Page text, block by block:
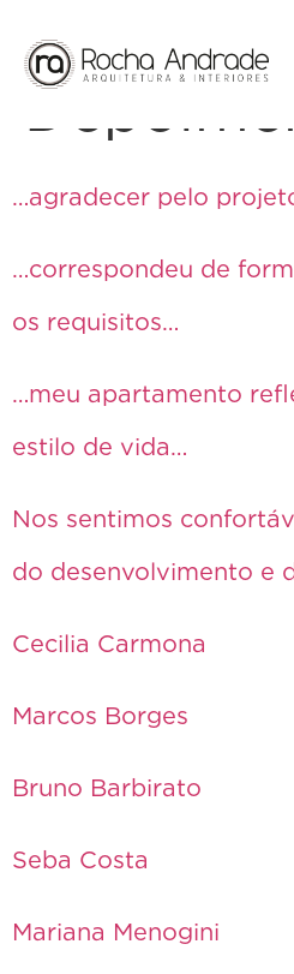
Arquivos:
…agradecer pelo
…correspondeu de
os requisitos…
…meu apartamento
estilo de vida…
Nos sentimos
do desenvolvimento e
Cecilia Carmona
Marcos Borges
Bruno Barbirato
Seba Costa
Mariana Menogini